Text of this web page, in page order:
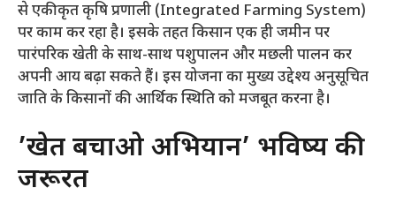
से एकीकृत कृषि प्रणाली (Integrated Farming System)
पर काम कर रहा है। इसके तहत किसान एक ही जमीन पर
पारंपरिक खेती के साथ-साथ पशुपालन और मछली पालन कर
अपनी आय बढ़ा सकते हैं। इस योजना का मुख्य उद्देश्य अनुसूचित
जाति के किसानों की आर्थिक स्थिति को मजबूत करना है।
​’खेत बचाओ अभियान’ भविष्य की
जरूरत